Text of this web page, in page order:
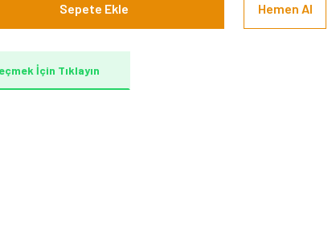
Sepete Ekle Hemen Al
İçin Tıklayın